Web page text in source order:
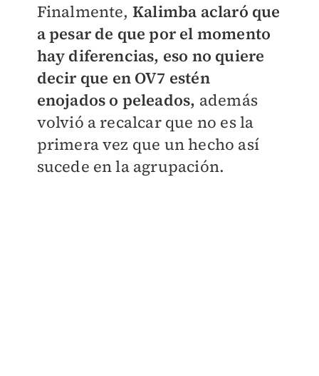
Finalmente, Kalimba aclaró que
a pesar de que por el momento
hay diferencias, eso no quiere
decir que en OV7 estén
enojados o peleados, además
volvió a recalcar que no es la
primera vez que un hecho así
sucede en la agrupación.